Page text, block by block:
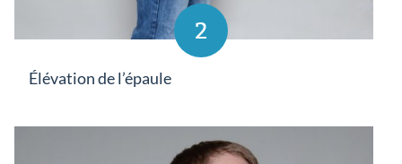
2
Élévation de l’épaule